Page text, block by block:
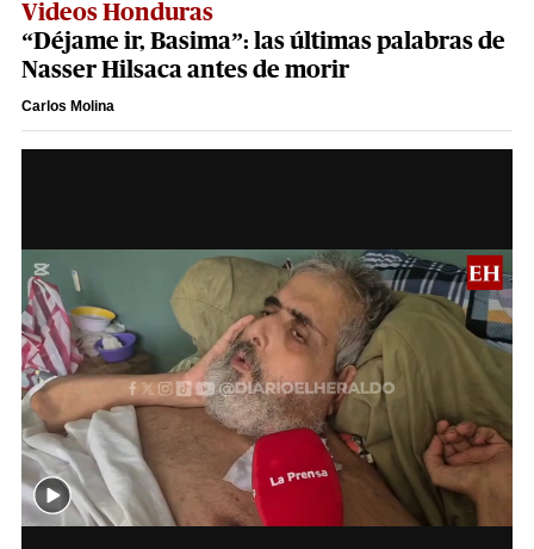
Videos Honduras
“Déjame ir, Basima”: las últimas palabras de
Nasser Hilsaca antes de morir
Carlos Molina